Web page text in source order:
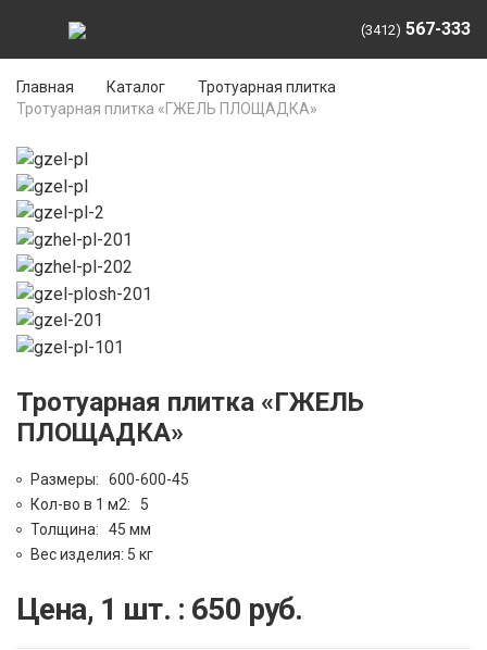
(3412) 567-333
Главная Каталог
Тротуарная плитка
Тротуарная плитка «ГЖЕЛЬ ПЛОЩАДКА»
Тротуарная плитка «ГЖЕЛЬ
ПЛОЩАДКА»
Размеры: 600-600-45
Кол-во в 1 м2: 5
Толщина: 45 мм
Вес изделия: 5 кг
Цена, 1 шт. : 650 руб.